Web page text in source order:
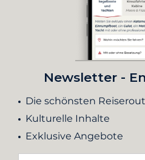
Newsletter -
Die schönsten
Kulturelle Inhalte
Exklusive Angebote